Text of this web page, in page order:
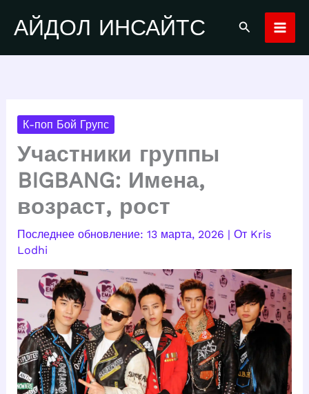
содержимому
АЙДОЛ ИНСАЙТС Поиск
К-поп Бой Групс
Участники группы
BIGBANG: Имена,
возраст, рост
13 марта, 2026 | От Kris
Lodhi